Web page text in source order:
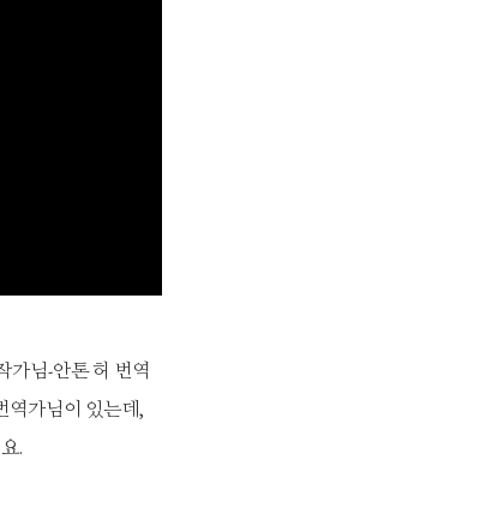
가님-안톤 허 번역
역가님이 있는데,
.